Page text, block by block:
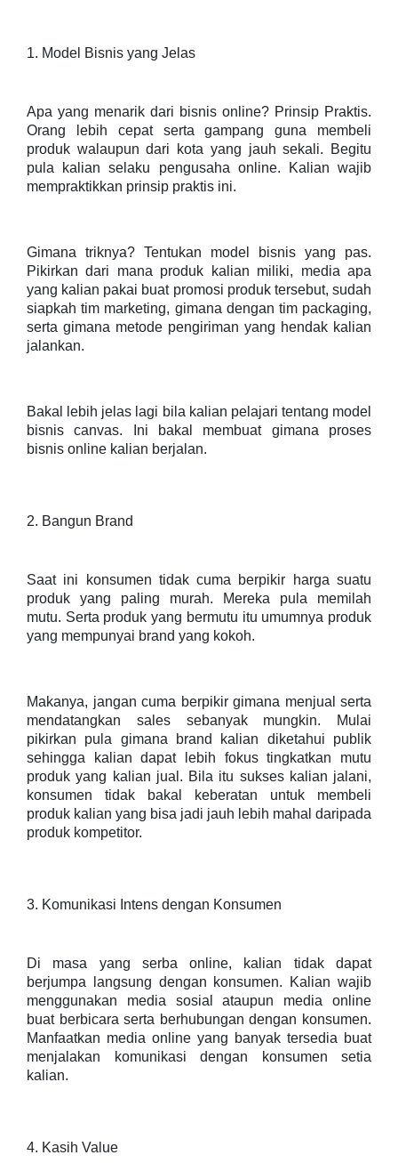
1. Model Bisnis yang Jelas
Apa yang menarik dari bisnis online? Prinsip Praktis.
Orang lebih cepat serta gampang guna membeli
produk walaupun dari kota yang jauh sekali. Begitu
pula kalian selaku pengusaha online. Kalian wajib
mempraktikkan prinsip praktis ini.
Gimana triknya? Tentukan model bisnis yang pas.
Pikirkan dari mana produk kalian miliki, media apa
yang kalian pakai buat promosi produk tersebut, sudah
siapkah tim marketing, gimana dengan tim packaging,
serta gimana metode pengiriman yang hendak kalian
jalankan.
Bakal lebih jelas lagi bila kalian pelajari tentang model
bisnis canvas. Ini bakal membuat gimana proses
bisnis online kalian berjalan.
2. Bangun Brand
Saat ini konsumen tidak cuma berpikir harga suatu
produk yang paling murah. Mereka pula memilah
mutu. Serta produk yang bermutu itu umumnya produk
yang mempunyai brand yang kokoh.
Makanya, jangan cuma berpikir gimana menjual serta
mendatangkan sales sebanyak mungkin. Mulai
pikirkan pula gimana brand kalian diketahui publik
sehingga kalian dapat lebih fokus tingkatkan mutu
produk yang kalian jual. Bila itu sukses kalian jalani,
konsumen tidak bakal keberatan untuk membeli
produk kalian yang bisa jadi jauh lebih mahal daripada
produk kompetitor.
3. Komunikasi Intens dengan Konsumen
Di masa yang serba online, kalian tidak dapat
berjumpa langsung dengan konsumen. Kalian wajib
menggunakan media sosial ataupun media online
buat berbicara serta berhubungan dengan konsumen.
Manfaatkan media online yang banyak tersedia buat
menjalakan komunikasi dengan konsumen setia
kalian.
4. Kasih Value